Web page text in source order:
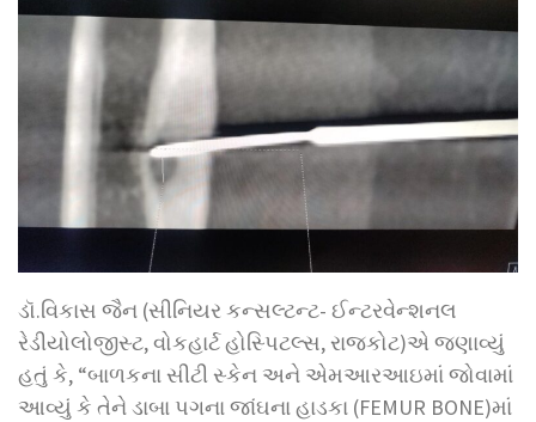
ડૉ.વિકાસ જૈન (સીનિયર કન્સલ્ટન્ટ- ઈન્ટરવેન્શનલ
રેડીયોલોજીસ્ટ, વોકહાર્ટ હોસ્પિટલ્સ, રાજકોટ)એ જણાવ્યું
હતું કે, “બાળકના સીટી સ્કેન અને એમઆરઆઇમાં જોવામાં
આવ્યું કે તેને ડાબા પગના જાંઘના હાડકા (FEMUR BONE)માં